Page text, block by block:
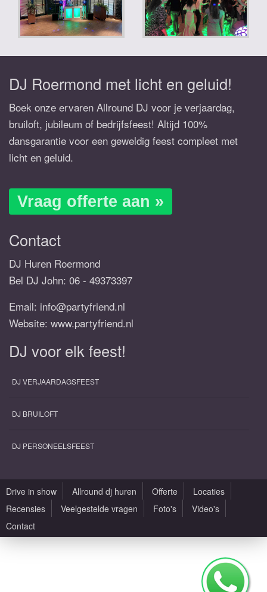
DJ Roermond met licht en geluid!
Boek onze ervaren Allround DJ voor je verjaardag,
bruiloft, jubileum of bedrijfsfeest! Altijd 100%
dansgarantie voor een geweldig feest compleet met
licht en geluid.
Vraag offerte aan »
Contact
DJ Huren Roermond
Bel DJ John: 06 - 49373397
Email: info@partyfriend.nl
Website: www.partyfriend.nl
DJ voor elk feest!
DJ VERJAARDAGSFEEST
DJ BRUILOFT
DJ PERSONEELSFEEST
Drive in show Allround dj huren Offerte
Locaties
Recensies
Veelgestelde vragen Foto's
Video's
Contact
Algemene voorwaarden
Zaallocaties |Design by